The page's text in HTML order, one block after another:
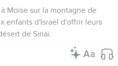
Moïse sur la montagne de
enfants d'Israël d'offrir leurs
de Sinaï.